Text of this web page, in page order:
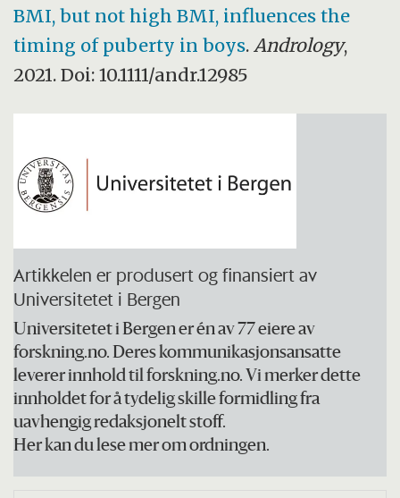
BMI, but not high BMI, influences the
timing of puberty in boys. Andrology,
2021. Doi: 10.1111/andr.12985
Artikkelen er produsert og finansiert av
Universitetet i Bergen
Universitetet i Bergen er én av 77 eiere av
forskning.no. Deres kommunikasjonsansatte
leverer innhold til forskning.no. Vi merker dette
innholdet for å tydelig skille formidling fra
uavhengig redaksjonelt stoff.
Her kan du lese mer om ordningen.